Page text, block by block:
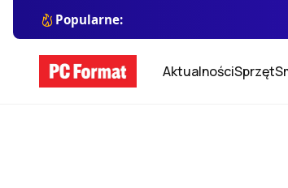
Popularne:
AktualnościSprzęt